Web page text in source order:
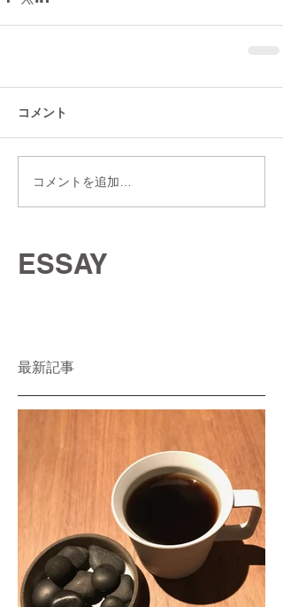
コメント
コメントを追加…
ESSAY
最新記事